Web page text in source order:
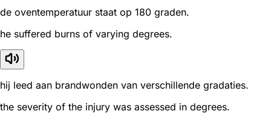
de oventemperatuur staat op 180 graden.
he suffered burns of varying degrees.
hij leed aan brandwonden van verschillende gradaties.
the severity of the injury was assessed in degrees.